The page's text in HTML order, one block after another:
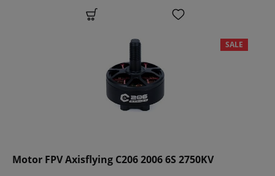
SALE
Motor FPV Axisflying C206 2006 6S 2750KV